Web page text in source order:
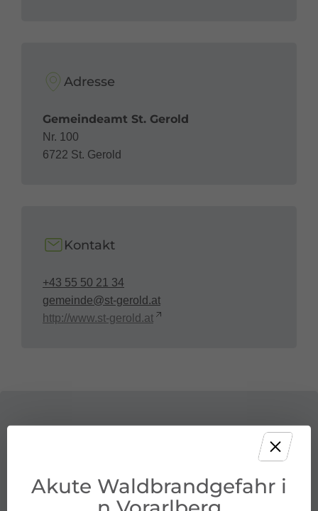
Adresse
Gemeindeamt St. Gerold
Nr. 100
6722 St. Gerold
Kontakt
+43 55 50 21 34
gemeinde@st-gerold.at
http://www.st-gerold.at
Akute Waldbrandgefahr i